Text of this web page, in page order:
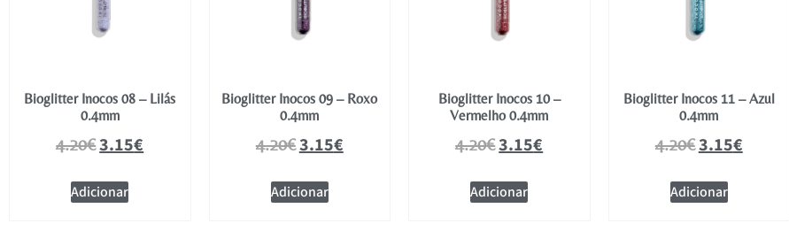
Bioglitter Inocos 08 – Lilás
0.4mm
4.20€3.15€
Adicionar
Bioglitter Inocos 09 – Roxo
0.4mm
4.20€3.15€
Adicionar
Bioglitter Inocos 10 –
Vermelho 0.4mm
4.20€3.15€
Adicionar
Bioglitter Inocos 11 – Azul
0.4mm
4.20€3.15€
Adicionar